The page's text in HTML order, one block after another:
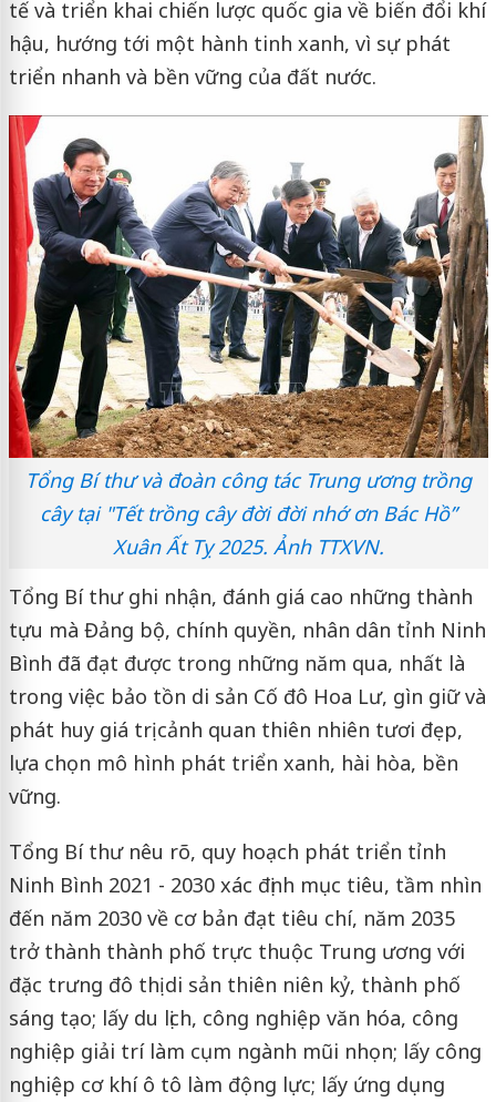
tế và triển khai chiến lược quốc gia về biến đổi khí
hậu, hướng tới một hành tinh xanh, vì sự phát
triển nhanh và bền vững của đất nước.
Tổng Bí thư và đoàn công tác Trung ương trồng
cây tại "Tết trồng cây đời đời nhớ ơn Bác Hồ”
Xuân Ất Tỵ 2025. Ảnh TTXVN.
Tổng Bí thư ghi nhận, đánh giá cao những thành
tựu mà Đảng bộ, chính quyền, nhân dân tỉnh Ninh
Bình đã đạt được trong những năm qua, nhất là
trong việc bảo tồn di sản Cố đô Hoa Lư, gìn giữ và
phát huy giá trị cảnh quan thiên nhiên tươi đẹp,
lựa chọn mô hình phát triển xanh, hài hòa, bền
vững.
Tổng Bí thư nêu rõ, quy hoạch phát triển tỉnh
Ninh Bình 2021 - 2030 xác định mục tiêu, tầm nhìn
đến năm 2030 về cơ bản đạt tiêu chí, năm 2035
trở thành thành phố trực thuộc Trung ương với
đặc trưng đô thị di sản thiên niên kỷ, thành phố
sáng tạo; lấy du lịch, công nghiệp văn hóa, công
nghiệp giải trí làm cụm ngành mũi nhọn; lấy công
nghiệp cơ khí ô tô làm động lực; lấy ứng dụng